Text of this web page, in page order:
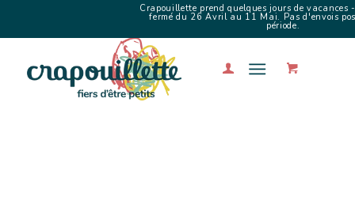
Crapouillette prend quelques jours de vacances
fermé du 26 Avril au 11 Mai. Pas d'envois
période.